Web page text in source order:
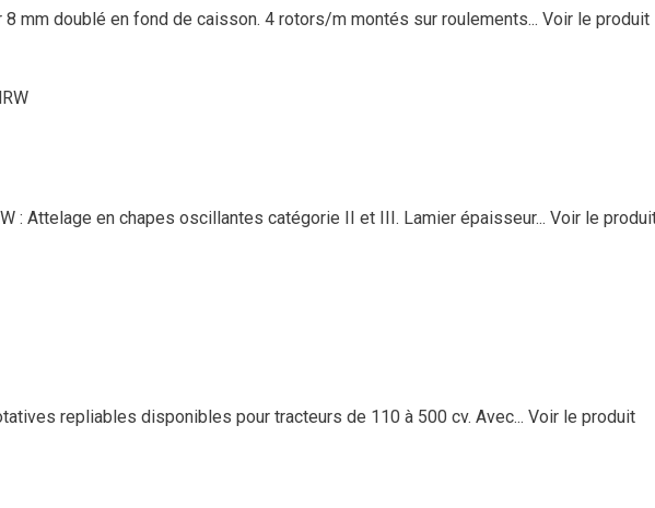
mm doublé en fond de caisson. 4 rotors/m montés sur roulements... Voir le produit
: Attelage en chapes oscillantes catégorie II et III. Lamier épaisseur... Voir le
repliables disponibles pour tracteurs de 110 à 500 cv. Avec... Voir le produit